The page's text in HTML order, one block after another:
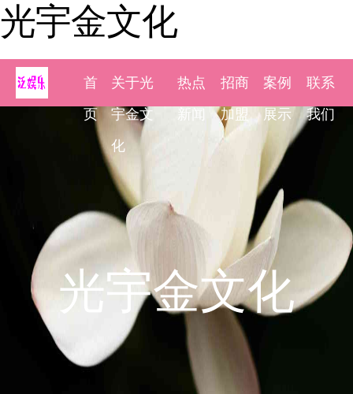
光宇金文化
首
页
关于光
宇金文
化
热点
新闻
招商
加盟
案例
展示
联系
我们
光宇金文化